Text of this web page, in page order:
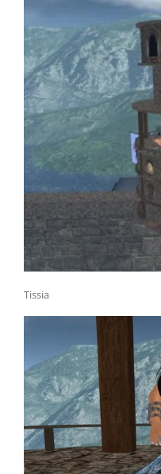
Tissia